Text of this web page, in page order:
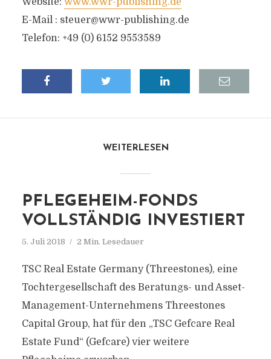
E-Mail : steuer@wwr-publishing.de
Telefon: +49 (0) 6152 9553589
WEITERLESEN
PFLEGEHEIM-FONDS
VOLLSTÄNDIG INVESTIERT
5. Juli 2018 2 Min. Lesedauer
TSC Real Estate Germany (Threestones), eine
Tochtergesellschaft des Beratungs- und Asset-
Management-Unternehmens Threestones
Capital Group, hat für den „TSC Gefcare Real
Estate Fund“ (Gefcare) vier weitere